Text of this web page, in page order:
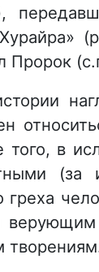
Пророк
того, в
(за
греха